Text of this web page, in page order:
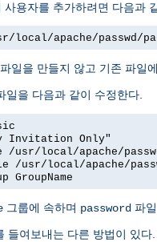
사용자를 추가하려면 다음과
local/apache/passwd/
일을 만들지 않고 기존 파일
일을 다음과 같이 수정한다.
Invitation Only"
/usr/local/apache/
/usr/local/apache/
GroupName
그룹에 속하며 password 파
들여보내는 다른 방법이 있